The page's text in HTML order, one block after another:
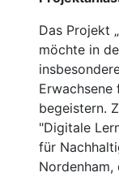
Das Projekt
möchte in
Erwachsene
begeistern.
"Digitale
für
Nordenham,